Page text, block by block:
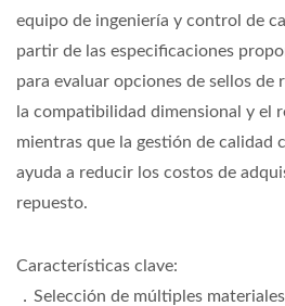
equipo de ingeniería y control de
partir de las especificaciones
para evaluar opciones de sellos de
la compatibilidad dimensional y el
mientras que la gestión de calidad
ayuda a reducir los costos de
repuesto.
Características clave:
．Selección de múltiples